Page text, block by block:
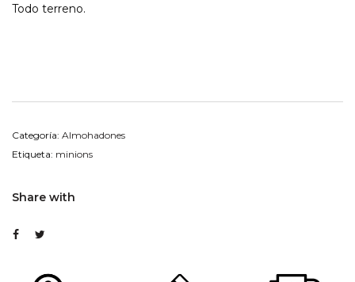
Todo terreno.
Categoría: Almohadones
Etiqueta: minions
Share with